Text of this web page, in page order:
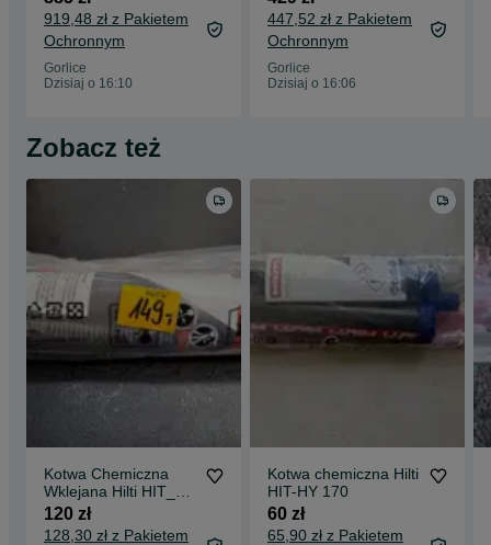
919,48 zł z Pakietem
Ochronnym
Gorlice
Dzisiaj o 16:10
447,52 zł z Pakietem
Ochronnym
Gorlice
Dzisiaj o 16:06
Zobacz też
Kotwa Chemiczna
Wklejana Hilti HIT_HY
200-A V3 * Komis
Madej Gorlice
120 zł
128,30 zł z Pakietem
Kotwa chemiczna Hilti
HIT-HY 170
60 zł
65,90 zł z Pakietem